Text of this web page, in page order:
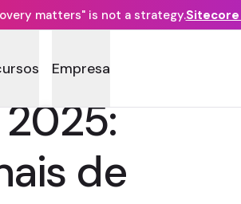
matters" is not a strategy.Sitecore
Empresa
de